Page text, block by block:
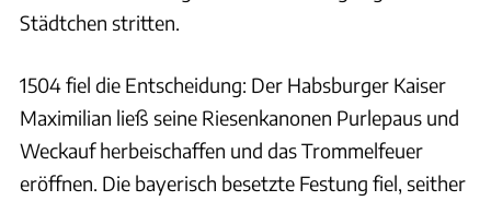
Städtchen stritten.
1504 fiel die Entscheidung: Der Habsburger Kaiser
Maximilian ließ seine Riesenkanonen Purlepaus und
Weckauf herbeischaffen und das Trommelfeuer
eröffnen. Die bayerisch besetzte Festung fiel, seither